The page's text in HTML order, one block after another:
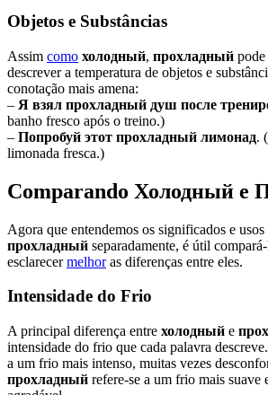
Objetos e Substâncias
Assim como холодный, прохладный pode
descrever a temperatura de objetos e
conotação mais amena:
– Я взял прохладный душ после
banho fresco após o treino.)
– Попробуй этот прохладный лимонад.
limonada fresca.)
Comparando Холодный e
Agora que entendemos os significados e usos
прохладный separadamente, é útil
esclarecermelhoras diferenças entre eles.
Intensidade do Frio
A principal diferença entre холодный e
intensidade do frio que cada palavra descreve.
a um frio mais intenso, muitas vezes
прохладный refere-se a um frio mais suave